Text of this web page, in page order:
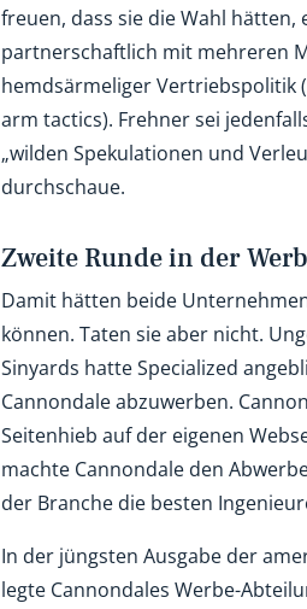
freuen, dass sie die Wahl
partnerschaftlich mit mehreren
hemdsärmeliger Vertriebspolitik
arm tactics). Frehner sei
„wilden Spekulationen und
durchschaue.
Zweite Runde in der
Damit hätten beide
können. Taten sie aber nicht.
Sinyards hatte Specialized
Cannondale abzuwerben.
Seitenhieb auf der eigenen
machte Cannondale den
der Branche die besten
In der jüngsten Ausgabe der
legte Cannondales Werbe-